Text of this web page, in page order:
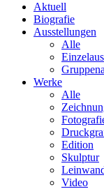
Aktuell
Biografie
Ausstellungen
Alle
Werke
Alle
Edition
Skulptur
Video